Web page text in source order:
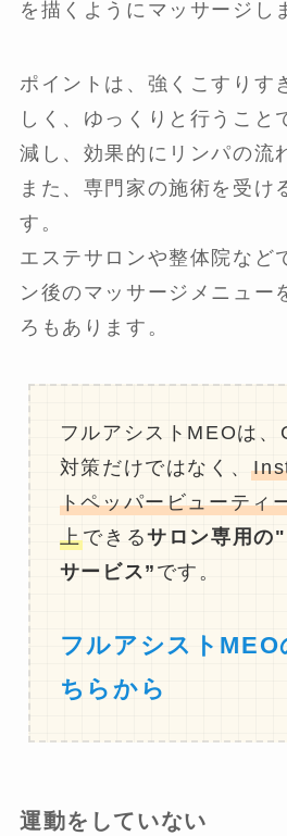
を描くようにマッサージし
ポイントは、強くこすりす
しく、ゆっくりと行うこと
減し、効果的にリンパの流
また、専門家の施術を受け
す。
エステサロンや整体院など
ン後のマッサージメニュー
ろもあります。
フルアシストMEOは
対策だけではなく、
トペッパービューティ
上できるサロン専用の
サービス” です。
フルアシストMEO
ちらから
運動をしていない